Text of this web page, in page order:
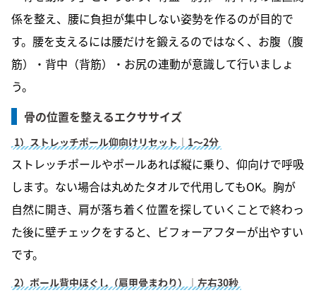
係を整え、腰に負担が集中しない姿勢を作るのが目的で
す。腰を支えるには腰だけを鍛えるのではなく、お腹（腹
筋）・背中（背筋）・お尻の連動が意識して行いましょ
う。
骨の位置を整えるエクササイズ
1）ストレッチポール仰向けリセット｜1〜2分
ストレッチポールやポールあれば縦に乗り、仰向けで呼吸
します。ない場合は丸めたタオルで代用してもOK。胸が
自然に開き、肩が落ち着く位置を探していくことで終わっ
た後に壁チェックをすると、ビフォーアフターが出やすい
です。
2）ボール背中ほぐし（肩甲骨まわり）｜左右30秒